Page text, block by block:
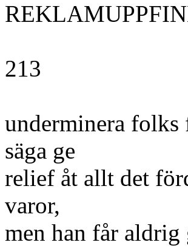
213
underminera
säga ge
relief åt allt det
varor,
men han får aldrig